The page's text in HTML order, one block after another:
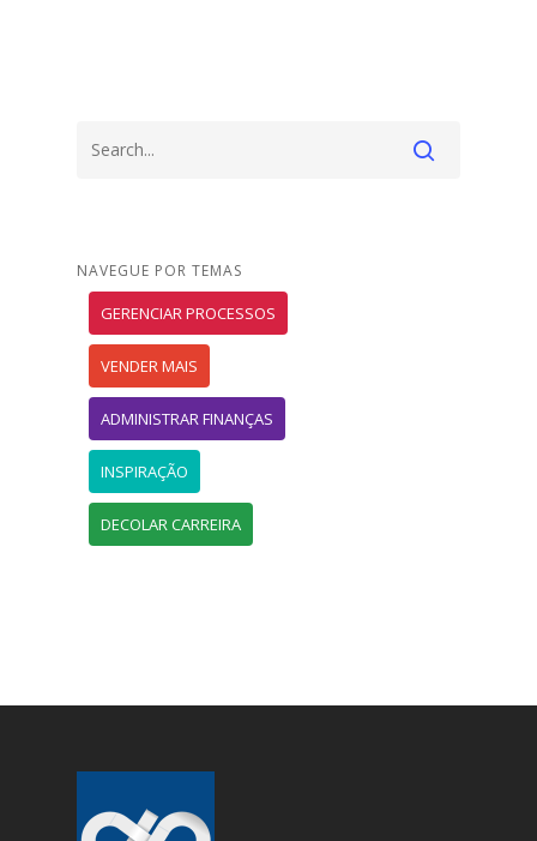
NAVEGUE POR TEMAS
GERENCIAR PROCESSOS
VENDER MAIS
ADMINISTRAR FINANÇAS
INSPIRAÇÃO
DECOLAR CARREIRA